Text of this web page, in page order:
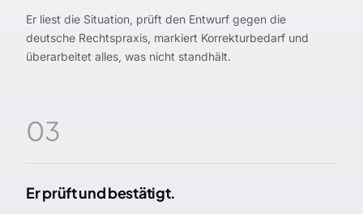
Er liest die Situation, prüft den Entwurf gegen die
deutsche Rechtspraxis, markiert Korrekturbedarf und
überarbeitet alles, was nicht standhält.
03
Er prüft und bestätigt.